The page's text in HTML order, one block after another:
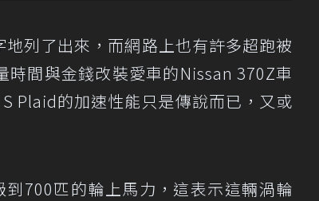
列了出來，而網路上也有許多超跑被
間與金錢改裝愛車的Nissan 370Z車
Plaid的加速性能只是傳說而已，又或
700匹的輪上馬力，這表示這輛渦輪